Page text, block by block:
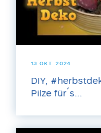
13 OKT. 2024
DIY,
Pilze für´s...